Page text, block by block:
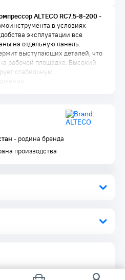
ALTECO RC7.5-8-200-
в условиях
эксплуатации все
на отдельную панель.
выступающих деталей, что
рабочей площадке. Высокий
стабильную
винтовые компрессоры
и эффективность. Работают без
производства
благодаря применению
снижающей вибрации.
- родина бренда
производства